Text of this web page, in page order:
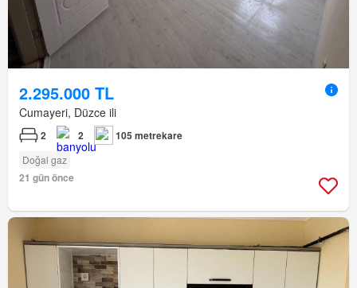
2.295.000 TL
Cumayeri, Düzce ili
2 2 105 metrekare
Doğal gaz
21 gün önce